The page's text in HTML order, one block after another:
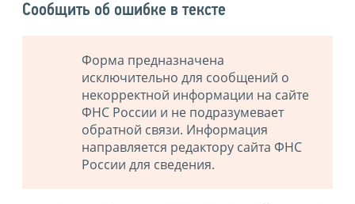
Сообщить об ошибке в тексте
Форма предназначена
исключительно для сообщений о
некорректной информации на сайте
ФНС России и не подразумевает
обратной связи. Информация
направляется редактору сайта ФНС
России для сведения.